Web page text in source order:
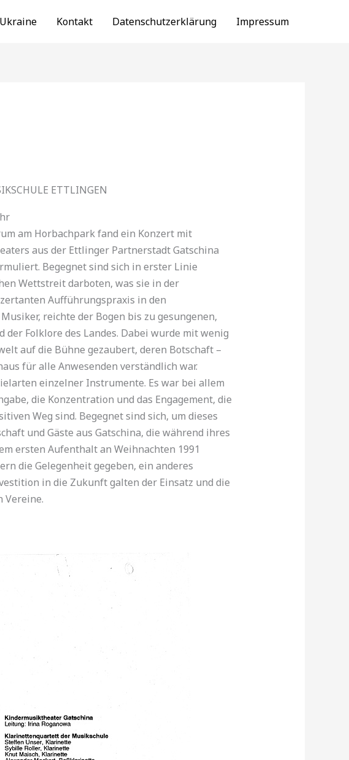
Kontakt Datenschutzerklärung Impressum
ETTLINGEN
am Horbachpark fand ein Konzert mit
aus der Ettlinger Partnerstadt Gatschina
Begegnet sind sich in erster Linie
Wett­streit darboten, was sie in der
Auffüh­rungspraxis in den
reichte der Bogen bis zu gesungenen,
Folklore des Landes. Dabei wurde mit wenig
auf die Bühne gezaubert, deren Botschaft –
für alle Anwesenden verständlich war.
einzelner Instrumente. Es war bei allem
die Konzentration und das Engagement, die
Weg sind. Begegnet sind sich, um dieses
und Gäste aus Gatschina, die während ihres
ersten Aufenthalt an Weihnachten 1991
die Gelegenheit gegeben, ein anderes
in die Zukunft galten der Einsatz und die
Ver­eine.